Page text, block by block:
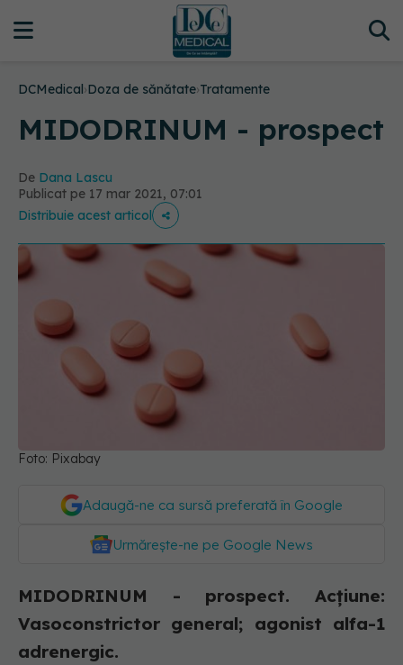
DCMedical›Doza de sănătate›Tratamente
MIDODRINUM - prospect
De Dana Lascu
Publicat pe 17 mar 2021, 07:01
Distribuie acest articol
Foto: Pixabay
Adaugă-ne ca sursă preferată în Google
Urmărește-ne pe Google News
MIDODRINUM - prospect. Acțiune:
Vasoconstrictor general; agonist alfa-1
adrenergic.